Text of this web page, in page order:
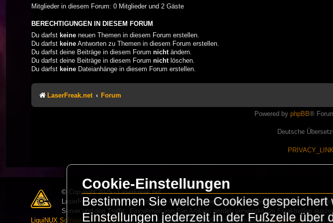
Mitglieder in diesem Forum: 0 Mitglieder und 2 Gäste
BERECHTIGUNGEN IN DIESEM FORUM
Du darfst keine neuen Themen in diesem Forum erstellen.
Du darfst keine Antworten zu Themen in diesem Forum erstellen.
Du darfst deine Beiträge in diesem Forum nicht ändern.
Du darfst deine Beiträge in diesem Forum nicht löschen.
Du darfst keine Dateianhänge in diesem Forum erstellen.
LaserFreak.net Forum
Powered by phpBB®
Deutsche
© Copyright 2025 - LaserFreak.net
LaserFreak ist ein freies und offenes Forum zum Thema Lasershowtechnik. Wir sind nicht
Server und den Traffic. Einnahmen von Fan Artikeln werden verwendet um Freaktreffen
LiquiNUX Software GmbH Berlingehostet und betreut. Als CMS verwenden wirHomepageEasy. Wenn
Cookie-Einstellungen
Bestimmen Sie welche Cookies
Einstellungen jederzeit in der Fußzeile über